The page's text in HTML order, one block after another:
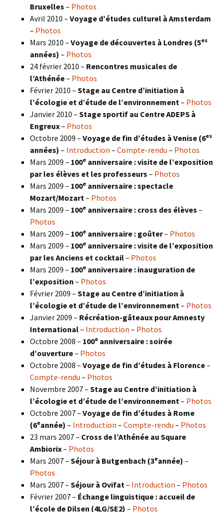
Bruxelles – Photos
Avril 2010 – Voyage d’études culturel à Amsterdam
– Photos
Mars 2010 – Voyage de découvertes à Londres (5es
années) – Photos
24 février 2010 – Rencontres musicales de
l’Athénée– Photos
Février 2010 – Stage au Centre d’initiation à
l’écologie et d’étude de l’environnement – Photos
Janvier 2010 – Stage sportif au Centre ADEPS à
Engreux– Photos
Octobre 2009 – Voyage de fin d’études à Venise (6es
années) – Introduction – Compte-rendu – Photos
Mars 2009 – 100e anniversaire : visite de l’exposition
par les élèves et les professeurs – Photos
Mars 2009 – 100e anniversaire : spectacle
Mozart/Mozart – Photos
Mars 2009 – 100e anniversaire : cross des élèves –
Photos
Mars 2009 – 100e anniversaire : goûter– Photos
Mars 2009 – 100e anniversaire : visite de l’exposition
par les Anciens et cocktail– Photos
Mars 2009 – 100e anniversaire : inauguration de
l’exposition – Photos
Février 2009 – Stage au Centre d’initiation à
l’écologie et d’étude de l’environnement – Photos
Janvier 2009 – Récréation-gâteaux pour Amnesty
International– Introduction – Photos
Octobre 2008 – 100e anniversaire : soirée
d’ouverture– Photos
Octobre 2008 – Voyage de fin d’études à Florence–
Compte-rendu – Photos
Novembre 2007 – Stage au Centre d’initiation à
l’écologie et d’étude de l’environnement – Photos
Octobre 2007 – Voyage de fin d’études à Rome
(6eannée) – Introduction – Compte-rendu – Photos
23 mars 2007 – Cross de l’Athénée au Square
Ambiorix– Photos
Mars 2007 – Séjour à Butgenbach (3eannée) –
Photos
Mars 2007 – Séjour à Ovifat – Introduction – Photos
Février 2007 – Échange linguistique : accueil de
l’école de Dilsen (4LG/SE2) – Photos